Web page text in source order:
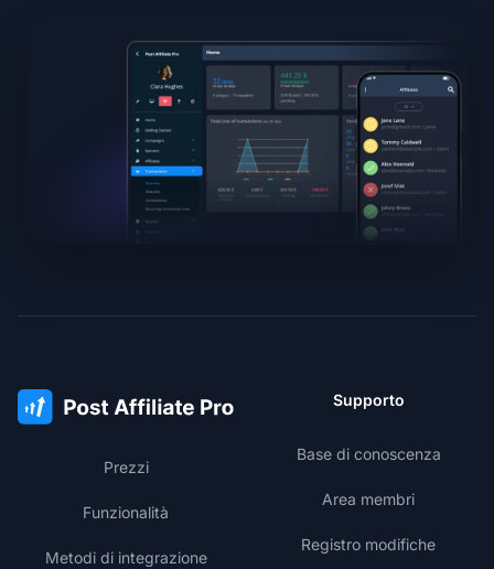
Prezzi
Funzionalità
Metodi di integrazione
Supporto
Base di conoscenza
Area membri
Registro modifiche